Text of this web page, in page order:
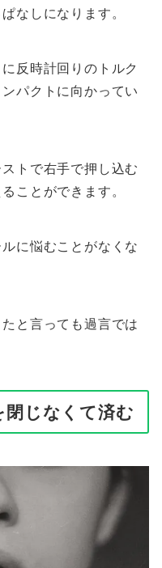
なしになります。
反時計回りのトルク
パクトに向かってい
トで右手で押し込む
ことができます。
に悩むことがなくな
と言っても過言では
じなくて済む